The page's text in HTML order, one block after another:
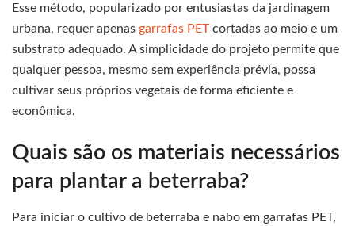
Esse método, popularizado por entusiastas da jardinagem
urbana, requer apenas garrafas PETcortadas ao meio e um
substrato adequado. A simplicidade do projeto permite que
qualquer pessoa, mesmo sem experiência prévia, possa
cultivar seus próprios vegetais de forma eficiente e
econômica.
Quais são os materiais necessários
para plantar a beterraba?
Para iniciar o cultivo de beterraba e nabo em garrafas PET,